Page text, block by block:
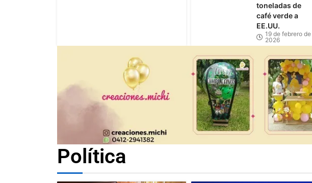
toneladas de
café verde a
EE.UU.
19 de febrero de
2026
Política